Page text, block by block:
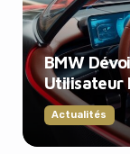
BMW
Utilisateur
Actualités